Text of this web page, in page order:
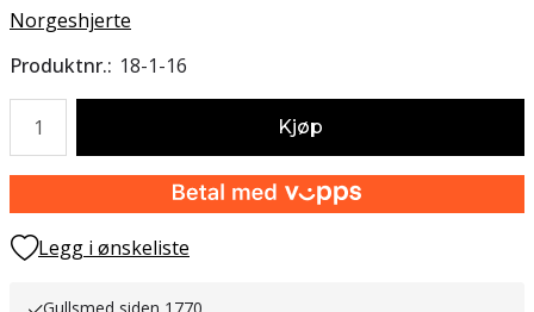
Norgeshjerte
Produktnr. 18-1-16
Kjøp
Legg i ønskeliste